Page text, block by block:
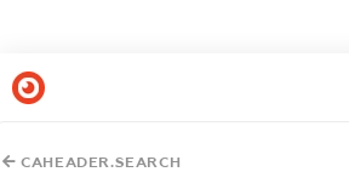
CAHEADER.SEARCH